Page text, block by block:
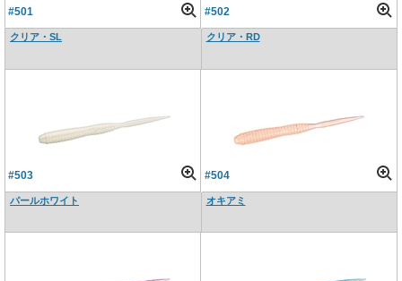
#501
クリア・SL
#502
クリア・RD
#503
パールホワイト
#504
オキアミ